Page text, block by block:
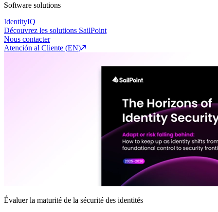
Software solutions
IdentityIQ
Découvrez les solutions SailPoint
Nous contacter
Atención al Cliente (EN)
Évaluer la maturité de la sécurité des identités